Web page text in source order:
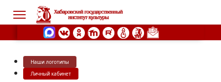
Наши логотипы
Личный кабинет